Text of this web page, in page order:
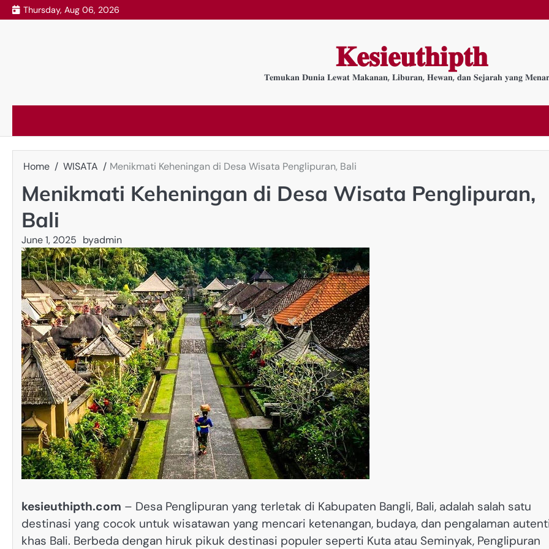
Skip
to
Thursday, Aug 06, 2026
𝐊𝐞𝐬𝐢𝐞𝐮𝐭𝐡𝐢𝐩𝐭𝐡
𝐓𝐞𝐦𝐮𝐤𝐚𝐧 𝐃𝐮𝐧𝐢𝐚 𝐋𝐞𝐰𝐚𝐭 𝐌𝐚𝐤𝐚𝐧𝐚𝐧, 𝐋𝐢𝐛𝐮𝐫𝐚𝐧, 𝐇𝐞𝐰𝐚𝐧, 𝐝𝐚𝐧 𝐒𝐞𝐣𝐚𝐫𝐚𝐡 𝐲𝐚𝐧𝐠
Home WISATA Menikmati Keheningan di Desa Wisata Penglipuran, Bali
Menikmati Keheningan di Desa Wisata Penglipuran,
Bali
June 1, 2025 byadmin
kesieuthipth.com – Desa Penglipuran yang terletak di Kabupaten Bangli, Bali, adalah salah satu
destinasi yang cocok untuk wisatawan yang mencari ketenangan, budaya, dan pengalaman
khas Bali. Berbeda dengan hiruk pikuk destinasi populer seperti Kuta atau Seminyak, Penglipuran